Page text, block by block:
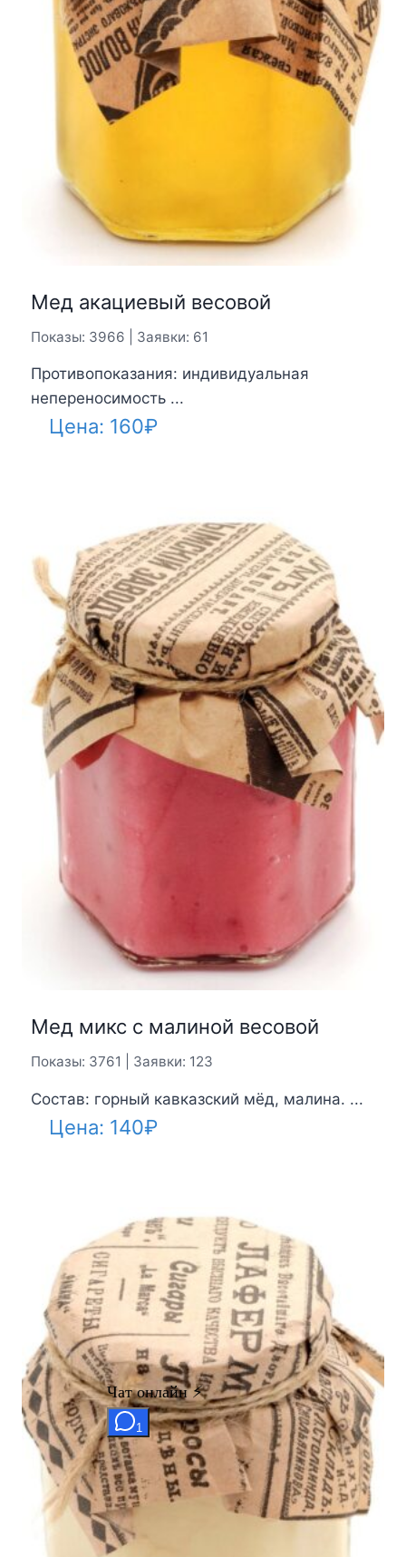
Мед акациевый весовой
Показы: 3966 | Заявки: 61
Противопоказания: индивидуальная
непереносимость ...
Цена: 160₽
Мед микс с малиной весовой
Показы: 3761 | Заявки: 123
Состав: горный кавказский мёд, малина. ...
Цена: 140₽